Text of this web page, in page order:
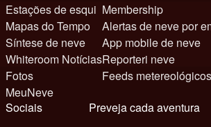
Estações de esqui
Mapas do Tempo
Síntese de neve
Whiteroom Notícias
Fotos
MeuNeve
Membership
Alertas de neve por
App mobile de neve
Reporteri neve
Feeds metereológicos
Sociais
Preveja cada aventura